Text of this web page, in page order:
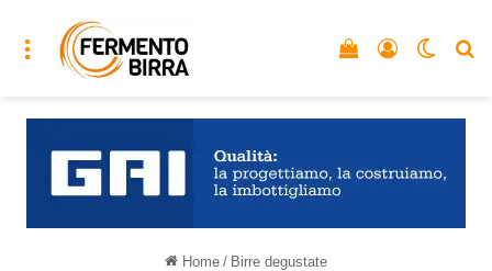
Menu Accedi
Vedi il carrello
Home / Birre degustate